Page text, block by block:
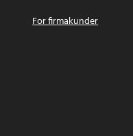
For firmakunder